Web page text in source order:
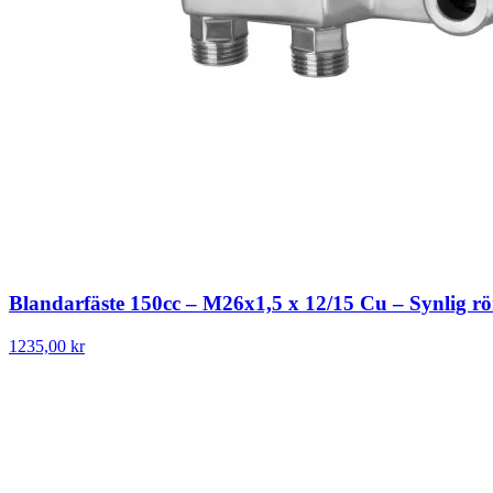
Blandarfäste 150cc – M26x1,5 x 12/15 Cu – Synlig
1235,00 kr